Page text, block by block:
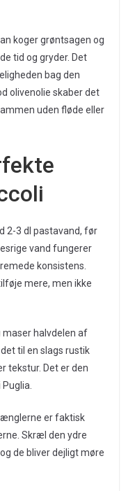
koger grøntsagen og
tid og gryder. Det
bag den
olivenolie skaber det
uden fløde eller
2-3 dl pastavand, før
vand fungerer
konsistens.
mere, men ikke
maser halvdelen af
til en slags rustik
tekstur. Det er den
er faktisk
Skræl den ydre
de bliver dejligt møre